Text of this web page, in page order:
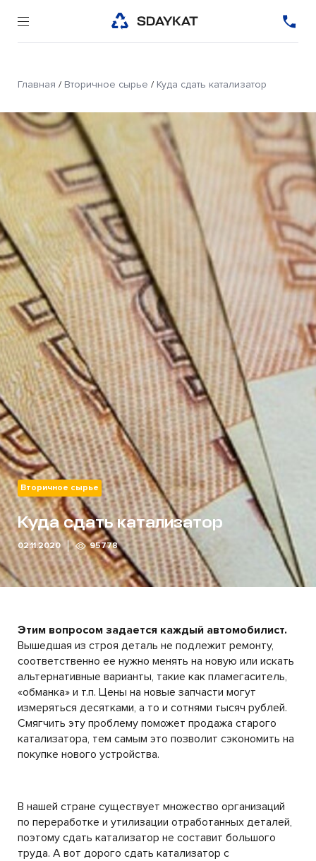
Главная / Вторичное сырье / Куда сдать катализатор
Вторичное сырье
Куда сдать катализатор
02.11.2020 95778
Этим вопросом задается каждый автомобилист.
Вышедшая из строя деталь не подлежит ремонту,
соответственно ее нужно менять на новую или искать
альтернативные варианты, такие как пламегаситель,
«обманка» и т.п. Цены на новые запчасти могут
измеряться десятками, а то и сотнями тысяч рублей.
Смягчить эту проблему поможет продажа старого
катализатора, тем самым это позволит сэкономить на
покупке нового устройства.
В нашей стране существует множество организаций
по переработке и утилизации отработанных деталей,
поэтому сдать катализатор не составит большого
труда. А вот дорого сдать катализатор с